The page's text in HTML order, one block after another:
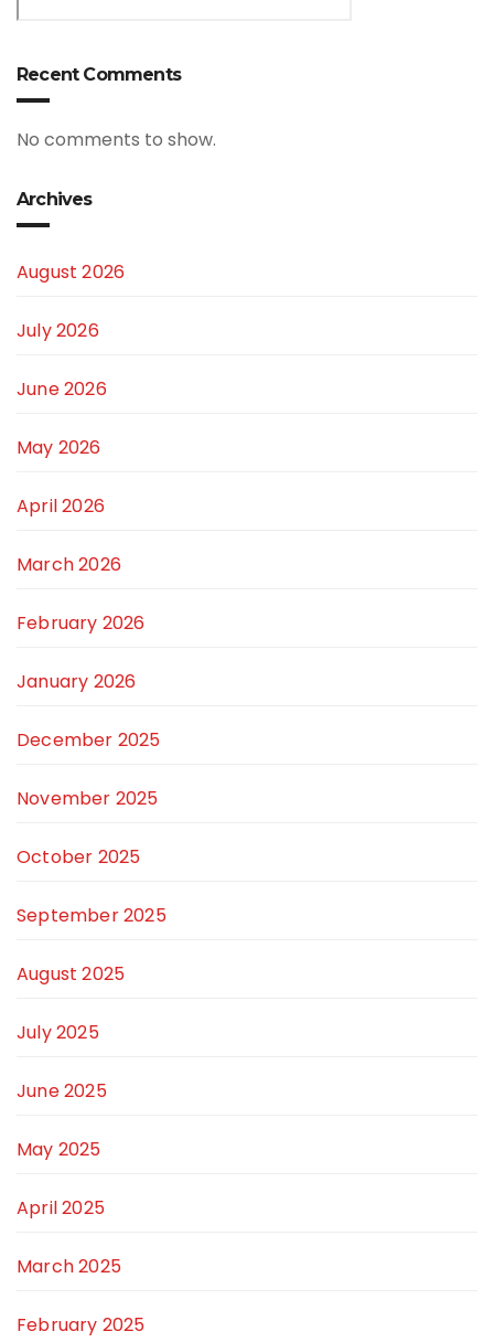
Recent Comments
No comments to show.
Archives
August 2026
July 2026
June 2026
May 2026
April 2026
March 2026
February 2026
January 2026
December 2025
November 2025
October 2025
September 2025
August 2025
July 2025
June 2025
May 2025
April 2025
March 2025
February 2025